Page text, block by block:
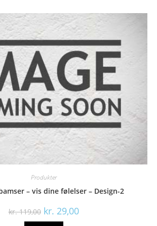
Produkter
– vis dine følelser – Design-2
kr.119,00 Den
oprindelige
pris
kr. 29,00Den
aktuelle